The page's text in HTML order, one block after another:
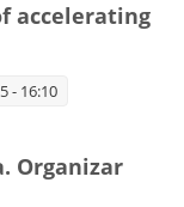
accelerating
- 16:10
Organizar